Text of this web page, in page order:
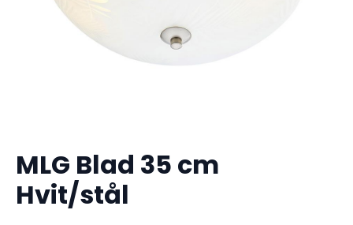
MLG Blad 35 cm
Hvit/stål